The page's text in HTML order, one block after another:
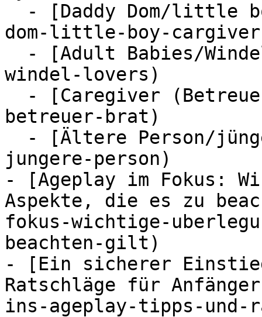
dom-little-boy-
windel-lovers)
betreuer-brat)
jungere-person)
- [Ageplay im Fokus:
Aspekte, die es zu
fokus-wichtige-
beachten-gilt)
- [Ein sicherer
Ratschläge für
ins-ageplay-tipps-und-